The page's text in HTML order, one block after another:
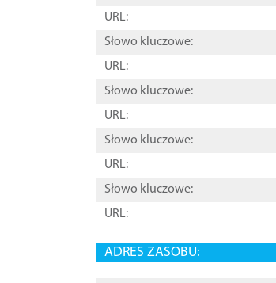
URL:
Słowo kluczowe:
URL:
Słowo kluczowe:
URL:
Słowo kluczowe:
URL:
Słowo kluczowe:
URL:
ADRES ZASOBU: